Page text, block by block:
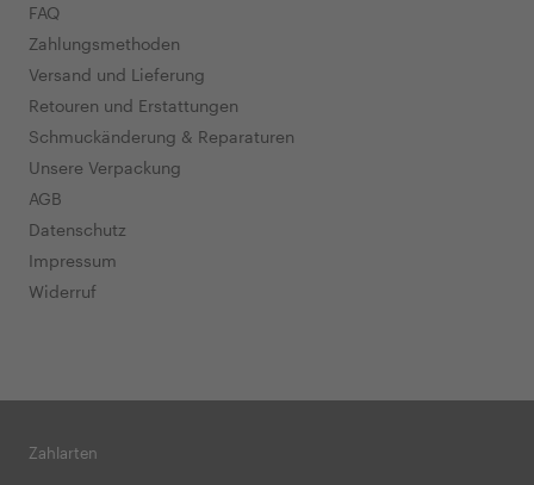
FAQ
Zahlungsmethoden
Versand und Lieferung
Retouren und Erstattungen
Schmuckänderung & Reparaturen
Unsere Verpackung
AGB
Datenschutz
Impressum
Widerruf
Zahlarten